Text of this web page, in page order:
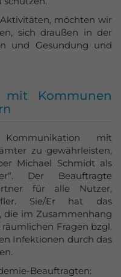
möchten wir
sich draußen in der
und Gesundung und
mit Kommunen
mit
zu gewährleisten,
Michael Schmidt als
Der Beauftragte
für alle Nutzer,
Sie/Er hat das
die im Zusammenhang
Fragen bzgl.
Infektionen durch das
Beauftragten: